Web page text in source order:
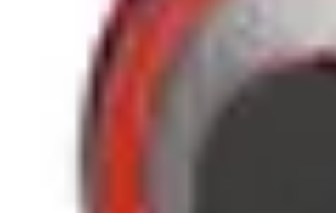
Shopping Accessible
Compréhension de l'accessibilité
Guides pratiques
Shopping Accessible